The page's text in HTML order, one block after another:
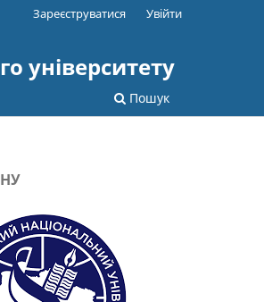
університету
Пошук
Зареєструватися Увійти